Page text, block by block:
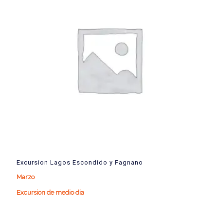
Excursion Lagos Escondido y Fagnano
Marzo
Excursion de medio dia